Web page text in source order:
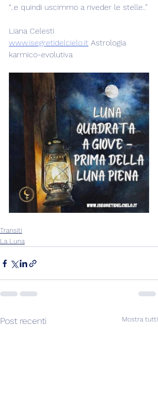
“..e quindi uscimmo a riveder le stelle..”
Liana Celesti
www.isegretidelcielo.it Astrologia
karmico-evolutiva
Transiti
La Luna
Post recenti Mostra tutti